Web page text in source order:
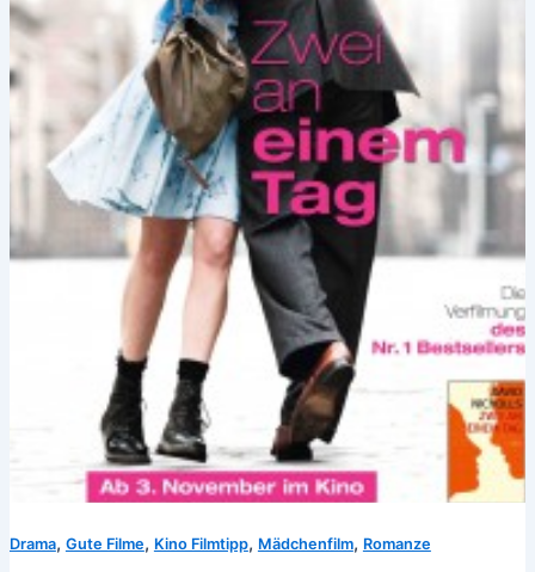
Drama, Gute Filme, Kino Filmtipp, Mädchenfilm, Romanze